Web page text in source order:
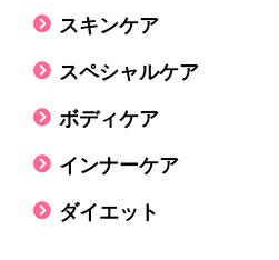
スキンケア
スペシャルケア
ボディケア
インナーケア
ダイエット